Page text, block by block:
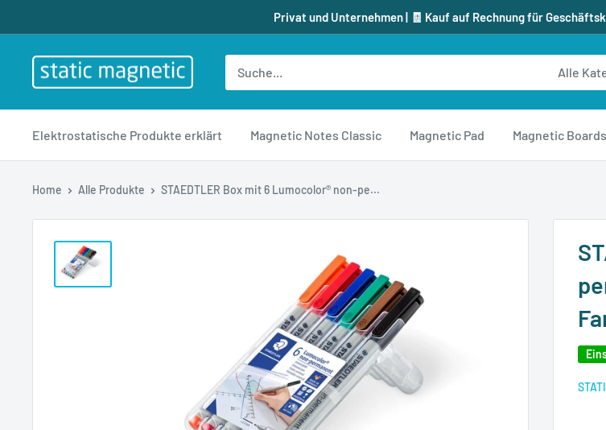
zum
Privat und Unternehmen | 🧾 Kauf auf Rechnung für
staticmagnetic.de Alle
Elektrostatische Produkte erklärt Magnetic Notes Classic Magnetic Pad Magnetic Boards
Home Alle Produkte STAEDTLER Box mit 6 Lumocolor® non-pe...